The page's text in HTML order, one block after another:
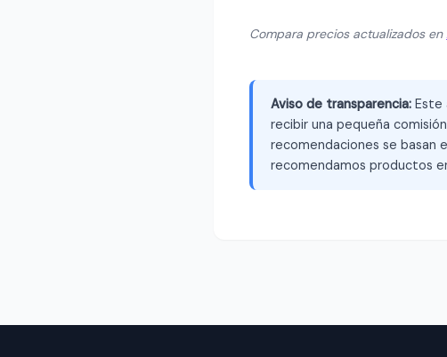
Compara precios actualizados en
Aviso de transparencia: Este
recibir una pequeña
recomendaciones se basan
recomendamos productos